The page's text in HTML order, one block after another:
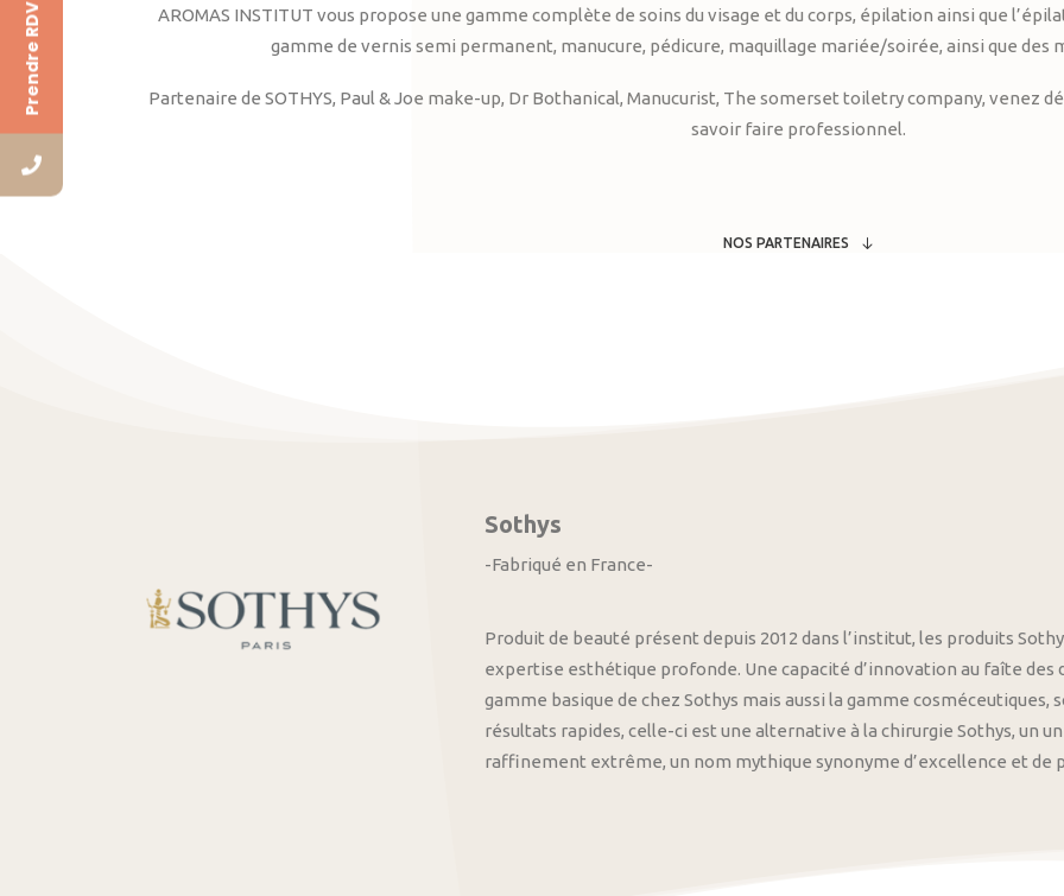
AROMAS INSTITUT vous propose une gamme complète de soins du visage et du corps, épilation ainsi que
gamme de vernis semi permanent, manucure, pédicure, maquillage mariée/soirée, ainsi que des
Partenaire de SOTHYS, Paul & Joe make-up, Dr Bothanical, Manucurist, The somerset toiletry company, venez
savoir faire professionnel.
NOS PARTENAIRES
Sothys
-Fabriqué en France-
Produit de beauté présent depuis 2012 dans l’institut, les produits
expertise esthétique profonde. Une capacité d’innovation au faîte
gamme basique de chez Sothys mais aussi la gamme
résultats rapides, celle-ci est une alternative à la chirurgie Sothys, un
raffinement extrême, un nom mythique synonyme d’excellence et de
Prendre RDV